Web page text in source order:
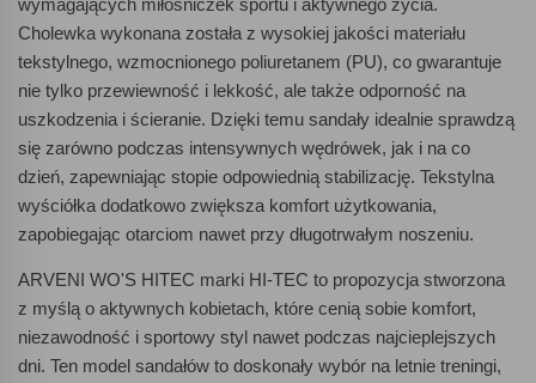
wymagających miłośniczek sportu i aktywnego życia.
Cholewka wykonana została z wysokiej jakości materiału
tekstylnego, wzmocnionego poliuretanem (PU), co gwarantuje
nie tylko przewiewność i lekkość, ale także odporność na
uszkodzenia i ścieranie. Dzięki temu sandały idealnie sprawdzą
się zarówno podczas intensywnych wędrówek, jak i na co
dzień, zapewniając stopie odpowiednią stabilizację. Tekstylna
wyściółka dodatkowo zwiększa komfort użytkowania,
zapobiegając otarciom nawet przy długotrwałym noszeniu.
ARVENI WO'S HITEC marki HI-TEC to propozycja stworzona
z myślą o aktywnych kobietach, które cenią sobie komfort,
niezawodność i sportowy styl nawet podczas najcieplejszych
dni. Ten model sandałów to doskonały wybór na letnie treningi,